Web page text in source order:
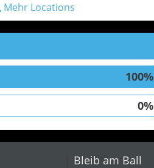
Mehr Locations
100%
0%
Bleib am Ball